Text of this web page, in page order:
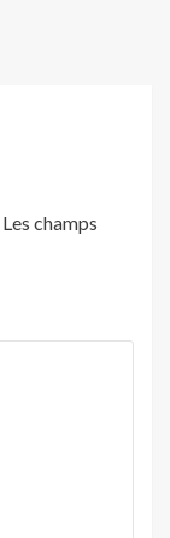
Les champs